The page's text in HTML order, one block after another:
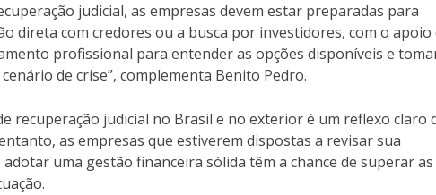
judicial, as empresas devem estar preparadas para
direta com credores ou a busca por investidores, com o apoio
profissional para entender as opções disponíveis e
de crise”, complementa Benito Pedro.
recuperação judicial no Brasil e no exterior é um reflexo claro
as empresas que estiverem dispostas a revisar sua
uma gestão financeira sólida têm a chance de superar as